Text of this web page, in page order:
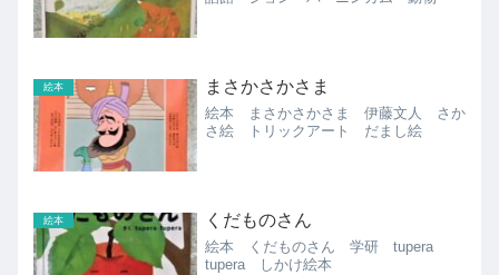
絵本 まさかさかさま
絵本 まさかさかさま 伊藤文人 さか
さ絵 トリックアート だまし絵
絵本 くだものさん
絵本 くだものさん 学研 tupera
tupera しかけ絵本